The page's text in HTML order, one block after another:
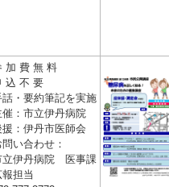
加 費 無 料
込 不 要
話・要約筆記を実施
催：市立伊丹病院
援：伊丹市医師会
問い合わせ：
立伊丹病院 医事課
報担当